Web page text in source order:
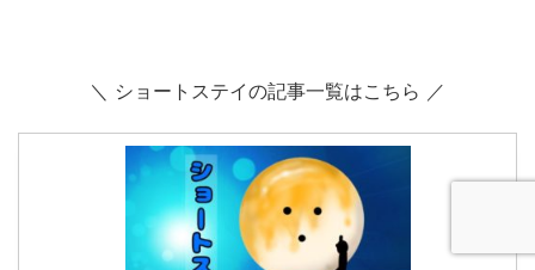
＼ ショートステイの記事一覧はこちら ／